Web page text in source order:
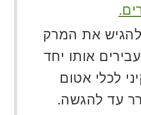
את המרק
אותו יחד
לכלי אטום
עד להגשה.